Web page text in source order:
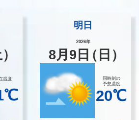
温度
明日
2026年
8月 9 日（日）
同時刻の
予想温度
20℃